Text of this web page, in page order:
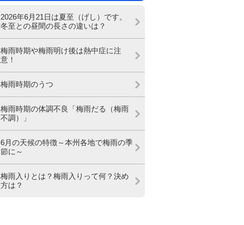
2026年6月21日は夏至（げし）です。
冬至との昼間の長さの違いは？
梅雨時期や梅雨明け後は熱中症に注
意！
梅雨時期のうつ
梅雨時期の体調不良「梅雨だる（梅雨
不調）」
6月の天候の特徴～本州各地で梅雨の季
節に～
梅雨入りとは？梅雨入りって何？決め
方は？